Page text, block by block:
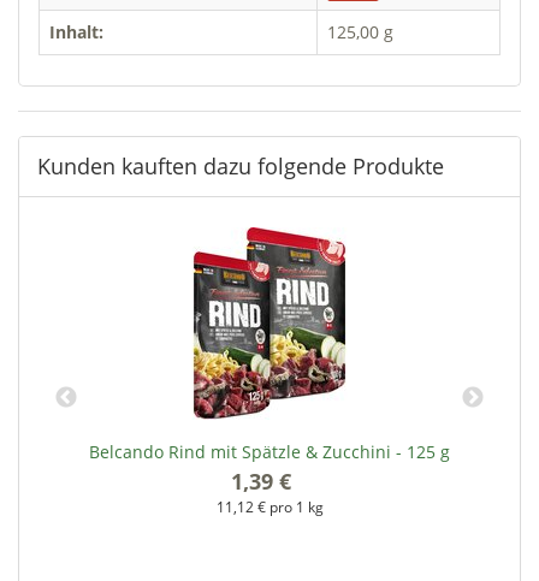
Inhalt: 125,00 g
Kunden kauften dazu folgende Produkte
Belcando Rind mit Spätzle & Zucchini - 125 g
1,39 €
11,12 € pro 1 kg